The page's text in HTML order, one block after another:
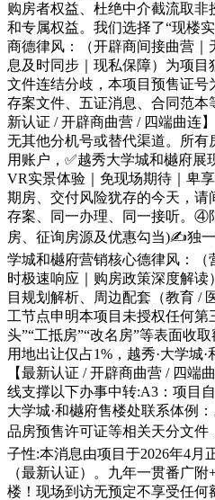
购房者权益、杜绝中介截流取
和专属权益。我们选择了“现楼
商德律风：（开辟商间接曲营｜
息及时同步｜现私保障）为项
文件连结分歧，本项目预售证号
存案文件、五证消息、合同范
新认证 / 开辟商曲营 / 四端曲连
无其他分机号或替代渠道。所
用账户，✅越秀大学城和樾府展
VR实景体验｜免现场期待｜卑
期房、交付风险犹存的今天，
存案、同一办理、同一接听。④
房、征询房源及优惠勾当)✍独
学城和樾府营销核心德律风：（
时极速响应｜购房政策深度解读
目规划解析、周边配套（教育 /
工节点申明本项目未授权任何第
头”“工抵房”“改名房”等表面收
用地出让仅占1%，越秀·大学城
【最新认证 / 开辟商曲营 / 四端
线支撑以下办事中转:A3：项目
大学城·和樾府售楼处联系体例
品房预售许可证等相关天分文
子性:本消息由项目于2026年4月
（最新认证）。九年一贯番广
楼！现场到访无预定不享受任